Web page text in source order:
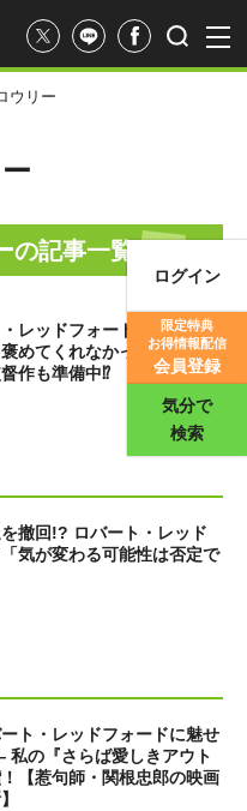
ログイン
限定特典
お得情報配信
会員登録
気分で
検索
ウリー
の記事一覧
レッドフォード「子供のこ
褒めてくれなかった」 すで
作も準備中⁉
撤回!? ロバート・レッド
気が変わる可能性は否定で
ト・レッドフォードに魅せ
私の『さらば愛しきアウト
【惹句師・関根忠郎の映画